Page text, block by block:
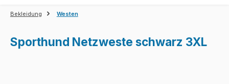
Bekleidung Westen
Sporthund Netzweste schwarz 3XL